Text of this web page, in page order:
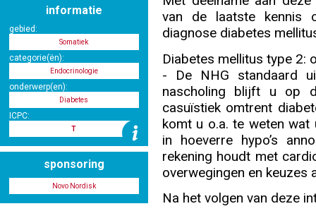
Registreren
Inloggen
informatie
gebied:
Somatiek
categorie(ën):
Endocrinologie
onderwerp(en):
Diabetes
ICPC:
T
sponsoring
Novo Nordisk
van de laatste kennis
diagnose diabetes
Diabetes mellitus type 2:
- De NHG standaard
nascholing blijft u op
casuïstiek omtrent
komt u o.a. te weten wat
in hoeverre hypo’s
rekening houdt met
overwegingen en keuzes
Na het volgen van deze